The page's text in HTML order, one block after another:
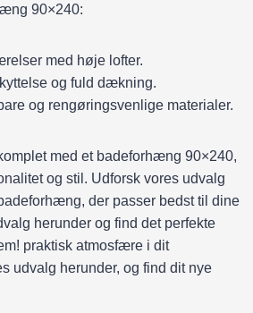
90×240:
med høje lofter.
og fuld dækning.
og rengøringsvenlige materialer.
med et badeforhæng 90×240,
og stil. Udforsk vores udvalg
der passer bedst til dine
herunder og find det perfekte
praktisk atmosfære i dit
udvalg herunder, og find dit nye